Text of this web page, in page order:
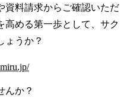
資料請求からご確認いただ
高める第一歩として、サク
ょうか？
んか？